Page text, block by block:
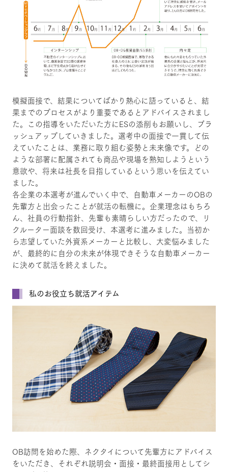
模擬面接で、結果についてばかり熱心に語っていると、結
果までのプロセスがより重要であるとアドバイスされまし
た。この指導をいただいた方にESの添削もお願いし、ブラ
ッシュアップしていきました。選考中の面接で一貫して伝
えていたことは、業務に取り組む姿勢と未来像です。どの
ような部署に配属されても商品や現場を熟知しようという
意欲や、将来は社長を目指しているという思いを伝えてい
ました。
各企業の本選考が進んでいく中で、自動車メーカーのOBの
先輩方と出会ったことが就活の転機に。企業理念はもちろ
ん、社員の行動指針、先輩も素晴らしい方だったので、リ
クルーター面談を数回受け、本選考に進みました。当初か
ら志望していた外資系メーカーと比較し、大変悩みました
が、最終的に自分の未来が体現できそうな自動車メーカー
に決めて就活を終えました。
私のお役立ち就活アイテム
OB訪問を始めた際、ネクタイについて先輩方にアドバイス
をいただき、それぞれ説明会・面接・最終面接用としてシ